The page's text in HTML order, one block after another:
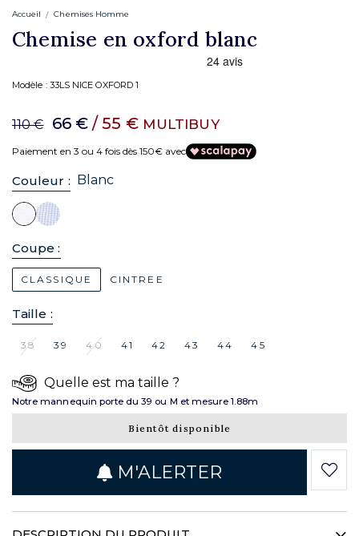
Accueil Chemises Homme
Chemise en oxford blanc
Modèle : 33LS NICE OXFORD 1
110 € 66 € / 55 € MULTIBUY
Paiement en 3 ou 4 fois dès 150€ avec
Couleur : Blanc
Coupe :
CLASSIQUE CINTREE
Taille :
38 39 40 41 42 43 44 45
Quelle est ma taille ?
Notre mannequin porte du 39 ou M et mesure 1.88m
Bientôt disponible
M'ALERTER